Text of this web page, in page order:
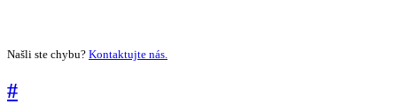
Našli ste chybu? Kontaktujte nás.
#